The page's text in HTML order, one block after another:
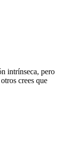
intrínseca, pero
crees que